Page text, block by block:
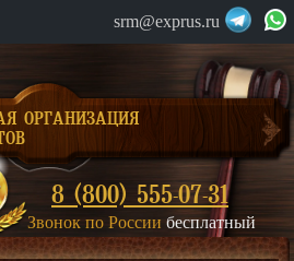
srm@exprus.ru
ОРГАНИЗАЦИЯ
8 (800) 555-07-31
Звонок по России бесплатный